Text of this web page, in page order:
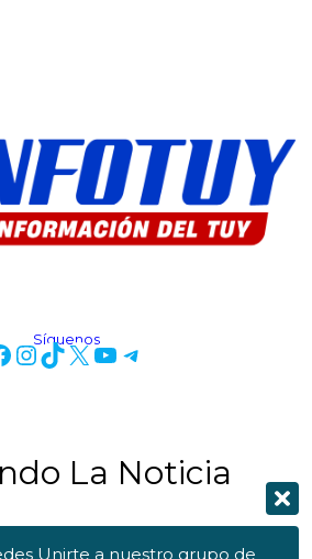
Síguenos
La Noticia
Unirte a nuestro grupo de